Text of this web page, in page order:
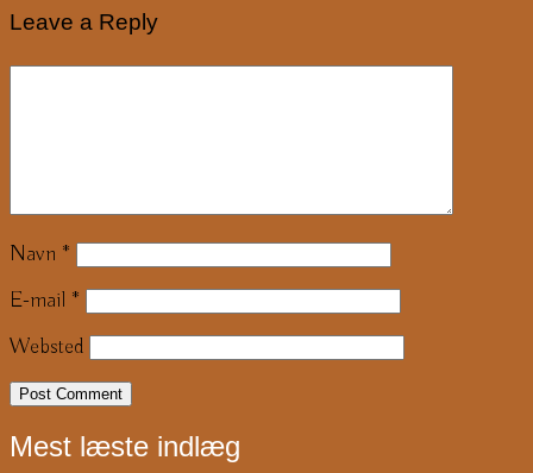
Leave a Reply
Navn *
E-mail *
Websted
Mest læste indlæg